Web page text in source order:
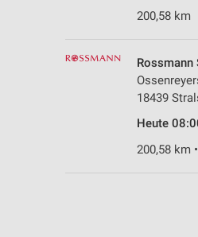
200,58 km
Rossmann
18439
Heute
200,58 km